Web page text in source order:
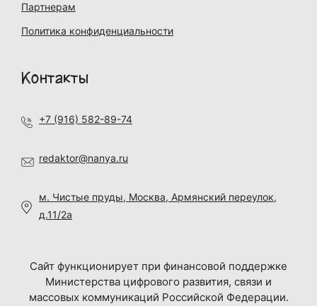
Партнерам
Политика конфиденциальности
Контакты
+7 (916) 582-89-74
redaktor@nanya.ru
м. Чистые пруды, Москва, Армянский переулок,
д.11/2а
Сайт функционирует при финансовой поддержке
Министерства цифрового развития, связи и
массовых коммуникаций Российской Федерации.